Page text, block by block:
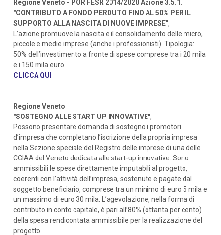
Regione Veneto - POR FESR 2014/2020 Azione 3.5.1.
"CONTRIBUTO A FONDO PERDUTO FINO AL 50% PER IL
SUPPORTO ALLA NASCITA DI NUOVE IMPRESE",
L’azione promuove la nascita e il consolidamento delle micro,
piccole e medie imprese (anche i professionisti). Tipologia:
50% dell’investimento a fronte di spese comprese tra i 20 mila
e i 150 mila euro.
CLICCA QUI
Regione Veneto
"SOSTEGNO ALLE START UP INNOVATIVE",
Possono presentare domanda di sostegno i promotori
d’impresa che completano l’iscrizione della propria impresa
nella Sezione speciale del Registro delle imprese di una delle
CCIAA del Veneto dedicata alle start-up innovative. Sono
ammissibili le spese direttamente imputabili al progetto,
coerenti con l’attività dell’impresa, sostenute e pagate dal
soggetto beneficiario, comprese tra un minimo di euro 5 mila e
un massimo di euro 30 mila. L’agevolazione, nella forma di
contributo in conto capitale, è pari all’80% (ottanta per cento)
della spesa rendicontata ammissibile per la realizzazione del
progetto